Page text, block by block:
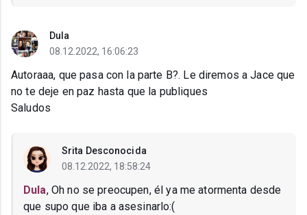
Dula
08.12.2022, 16:06:23
Autoraaa, que pasa con la parte B?. Le diremos a Jace que
no te deje en paz hasta que la publiques
Saludos
Srita Desconocida
08.12.2022, 18:58:24
Dula, Oh no se preocupen, él ya me atormenta desde
que supo que iba a asesinarlo:(